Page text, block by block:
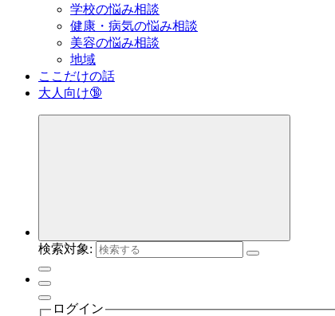
学校の悩み相談
健康・病気の悩み相談
美容の悩み相談
地域
ここだけの話
大人向け🔞
検索対象:
ログイン